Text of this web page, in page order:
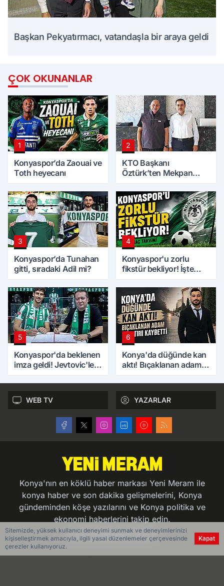
Başkan Pekyatırmacı, vatandaşla bir araya geldi
ÇOK OKUNANLAR
1
Konyaspor’da Zaouai ve
Toth heyecanı
2
KTO Başkanı
Öztürk’ten Mekpan
3
Konyaspor’da Tunahan
gitti, sıradaki Adil mi?
4
Konyaspor'u zorlu
fikstür bekliyor! İşte
5
Konyaspor'da beklenen
imza geldi! Jevtovic'le
6
Konya'da düğünde kan
aktı! Bıçaklanan adam
WEB TV YAZARLAR
Konya'nın en köklü haber markası Yeni Meram ile
konya haber ve son dakika gelişmelerini, Konya
gündeminden köşe yazılarını ve Konya politika ve
ekonomi haberlerini takip edin.
www.yenimeram.com.tr
Sitemizde, yüksek kullanıcı deneyimi sunmak ve deneyimlerinizi
kişiselleştirmek amacıyla, ilgili yasal düzenlemeler çerçevesinde
çerezler kullanıyoruz.
Kapat